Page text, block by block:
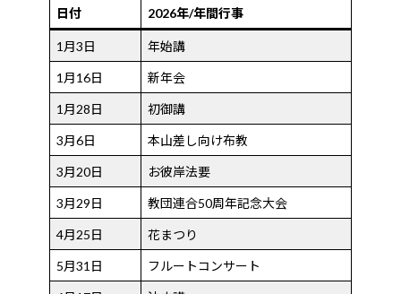
日付 2026年/年間行事
1月3日 年始講
1月16日 新年会
1月28日 初御講
3月6日 本山差し向け布教
3月20日 お彼岸法要
3月29日 教団連合50周年記念大会
4月25日 花まつり
5月31日 フルートコンサート